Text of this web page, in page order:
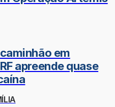
em
apreende quase